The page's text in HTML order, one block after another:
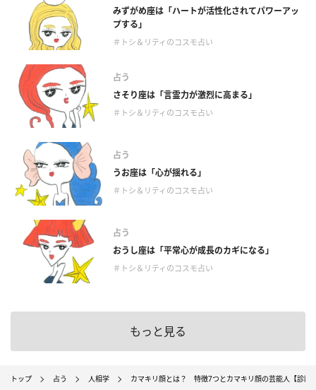
みずがめ座は「ハートが活性化されてパワーアッ
プする」
＃トシ＆リティのコスモ占い
占う
さそり座は「言霊力が激烈に高まる」
＃トシ＆リティのコスモ占い
占う
うお座は「心が揺れる」
＃トシ＆リティのコスモ占い
占う
おうし座は「平常心が成長のカギになる」
＃トシ＆リティのコスモ占い
もっと見る
トップ 占う 人相学 カマキリ顔とは？ 特徴7つとカマキリ顔の芸能人【診断